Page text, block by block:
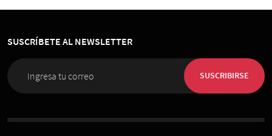
SUSCRÍBETE AL NEWSLETTER
SUSCRIBIRSE